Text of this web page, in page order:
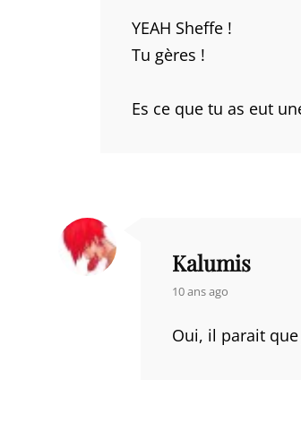
YEAH Sheffe !
Tu gères !
Es ce que tu as eut
Kalumis
says:
10 ans ago
Oui, il parait que